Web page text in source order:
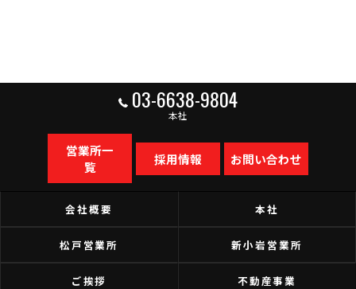
03-6638-9804
本社
営業所一
覧
採用情報 お問い合わせ
会社概要 本社
松戸営業所 新小岩営業所
ご挨拶 不動産事業